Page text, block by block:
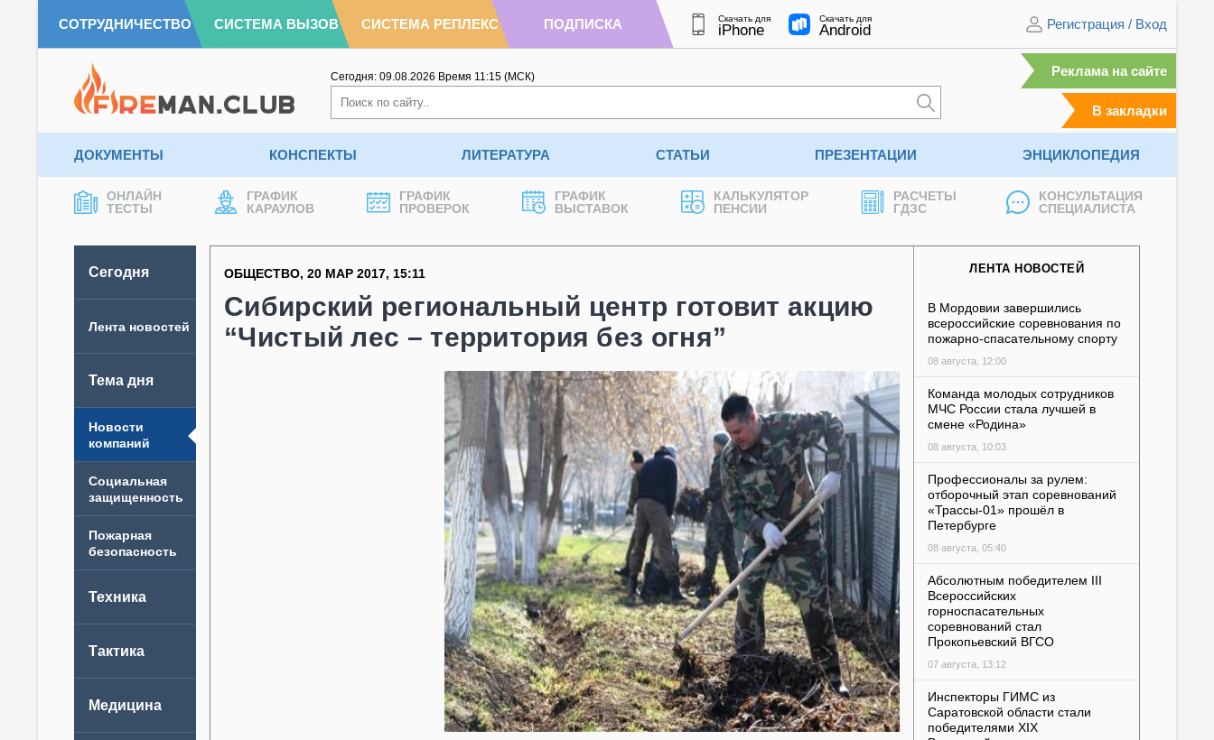
СОТРУДНИЧЕСТВО СИСТЕМА ВЫЗОВ СИСТЕМА РЕПЛЕКС ПОДПИСКА Скачать для
iPhone
Скачать для
Android Регистрация / Вход
Сегодня: 09.08.2026 Время 11:15 (МСК) Реклама на сайте
В закладки
ДОКУМЕНТЫ КОНСПЕКТЫ ЛИТЕРАТУРА СТАТЬИ ПРЕЗЕНТАЦИИ ЭНЦИКЛОПЕДИЯ
ОНЛАЙН
ТЕСТЫ
ГРАФИК
КАРАУЛОВ
ГРАФИК
ПРОВЕРОК
ГРАФИК
ВЫСТАВОК
КАЛЬКУЛЯТОР
ПЕНСИИ
РАСЧЕТЫ
ГДЗС
КОНСУЛЬТАЦИЯ
СПЕЦИАЛИСТА
Сегодня
Лента новостей
Тема дня
Новости
компаний
ОБЩЕСТВО, 20 МАР 2017, 15:11
Сибирский региональный центр готовит акцию
“Чистый лес – территория без огня”
ЛЕНТА НОВОСТЕЙ
В Мордовии завершились
всероссийские соревнования по
пожарно-спасательному спорту
08 августа, 12:00
Команда молодых сотрудников
МЧС России стала лучшей в
смене «Родина»
08 августа, 10:03
Профессионалы за рулем:
отборочный этап соревнований
«Трассы-01» прошёл в
Петербурге
08 августа, 05:40
Абсолютным победителем III
Всероссийских
горноспасательных
соревнований стал
Прокопьевский ВГСО
07 августа, 13:12
Инспекторы ГИМС из
Саратовской области стали
победителями XIX